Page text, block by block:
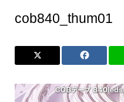
cob840_thum01